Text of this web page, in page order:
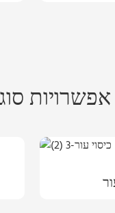
אפשרויות